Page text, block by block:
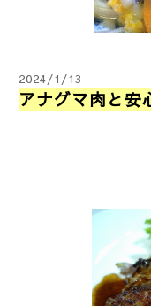
2024/1/13
アナグマ肉と安